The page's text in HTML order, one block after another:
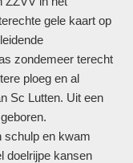
gele kaart op
zondemeer terecht
ploeg en al
Sc Lutten. Uit een
schulp en kwam
doelrijpe kansen